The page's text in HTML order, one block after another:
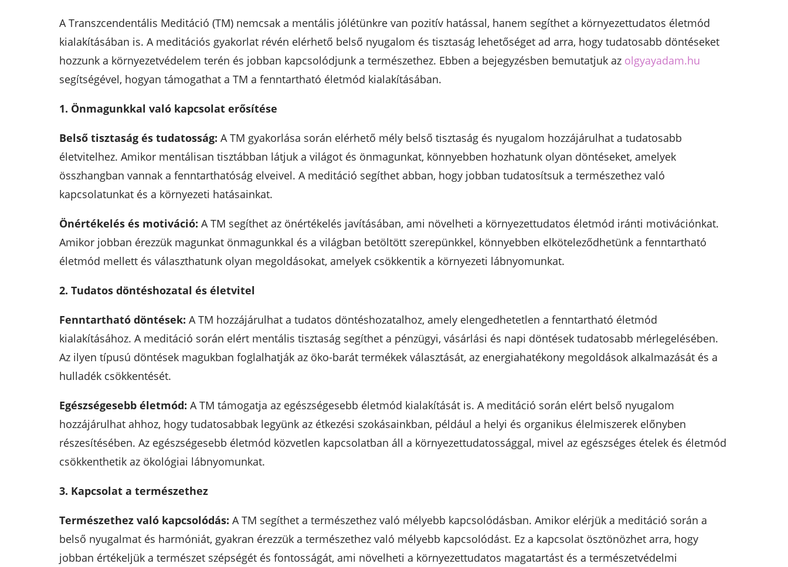
A Transzcendentális Meditáció (TM) nemcsak a mentális jólétünkre van pozitív hatással, hanem segíthet a környezettudatos életmód
kialakításában is. A meditációs gyakorlat révén elérhető belső nyugalom és tisztaság lehetőséget ad arra, hogy tudatosabb döntéseket
hozzunk a környezetvédelem terén és jobban kapcsolódjunk a természethez. Ebben a bejegyzésben bemutatjuk az olgyayadam.hu
segítségével, hogyan támogathat a TM a fenntartható életmód kialakításában.
1. Önmagunkkal való kapcsolat erősítése
Belső tisztaság és tudatosság: A TM gyakorlása során elérhető mély belső tisztaság és nyugalom hozzájárulhat a tudatosabb
életvitelhez. Amikor mentálisan tisztábban látjuk a világot és önmagunkat, könnyebben hozhatunk olyan döntéseket, amelyek
összhangban vannak a fenntarthatóság elveivel. A meditáció segíthet abban, hogy jobban tudatosítsuk a természethez való
kapcsolatunkat és a környezeti hatásainkat.
Önértékelés és motiváció: A TM segíthet az önértékelés javításában, ami növelheti a környezettudatos életmód iránti motivációnkat.
Amikor jobban érezzük magunkat önmagunkkal és a világban betöltött szerepünkkel, könnyebben elköteleződhetünk a fenntartható
életmód mellett és választhatunk olyan megoldásokat, amelyek csökkentik a környezeti lábnyomunkat.
2. Tudatos döntéshozatal és életvitel
Fenntartható döntések: A TM hozzájárulhat a tudatos döntéshozatalhoz, amely elengedhetetlen a fenntartható életmód
kialakításához. A meditáció során elért mentális tisztaság segíthet a pénzügyi, vásárlási és napi döntések tudatosabb mérlegelésében.
Az ilyen típusú döntések magukban foglalhatják az öko-barát termékek választását, az energiahatékony megoldások alkalmazását és a
hulladék csökkentését.
Egészségesebb életmód: A TM támogatja az egészségesebb életmód kialakítását is. A meditáció során elért belső nyugalom
hozzájárulhat ahhoz, hogy tudatosabbak legyünk az étkezési szokásainkban, például a helyi és organikus élelmiszerek előnyben
részesítésében. Az egészségesebb életmód közvetlen kapcsolatban áll a környezettudatossággal, mivel az egészséges ételek és életmód
csökkenthetik az ökológiai lábnyomunkat.
3. Kapcsolat a természethez
Természethez való kapcsolódás: A TM segíthet a természethez való mélyebb kapcsolódásban. Amikor elérjük a meditáció során a
belső nyugalmat és harmóniát, gyakran érezzük a természethez való mélyebb kapcsolódást. Ez a kapcsolat ösztönözhet arra, hogy
jobban értékeljük a természet szépségét és fontosságát, ami növelheti a környezettudatos magatartást és a természetvédelmi